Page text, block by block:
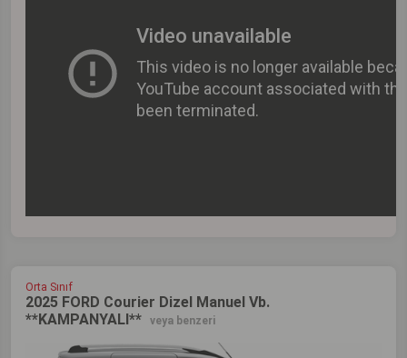
Orta Sınıf
2025 FORD Courier Dizel Manuel Vb.
**KAMPANYALI**
veya benzeri